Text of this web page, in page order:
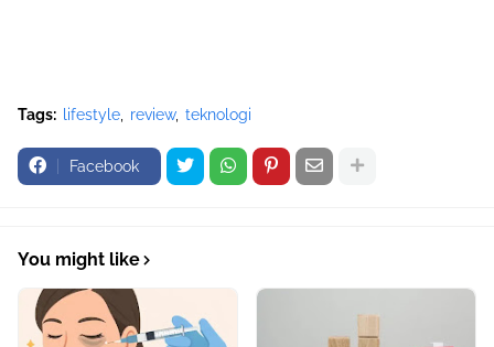
Tags: lifestyle review teknologi
Facebook
You might like